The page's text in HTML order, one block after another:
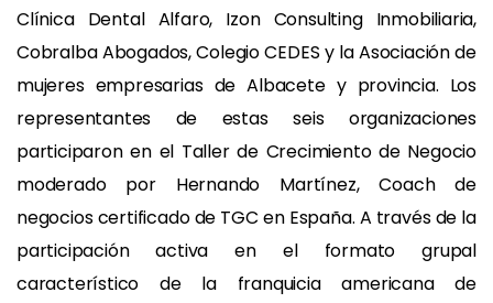
Clínica Dental Alfaro, Izon Consulting Inmobiliaria,
Cobralba Abogados, Colegio CEDES y la Asociación de
mujeres empresarias de Albacete y provincia. Los
representantes de estas seis organizaciones
participaron en el Taller de Crecimiento de Negocio
moderado por Hernando Martínez, Coach de
negocios certificado de TGC en España. A través de la
participación activa en el formato grupal
característico de la franquicia americana de